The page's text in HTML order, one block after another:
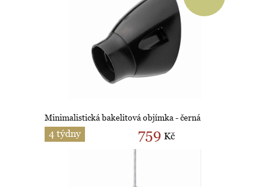
Minimalistická bakelitová objímka - černá
4 týdny 759 Kč